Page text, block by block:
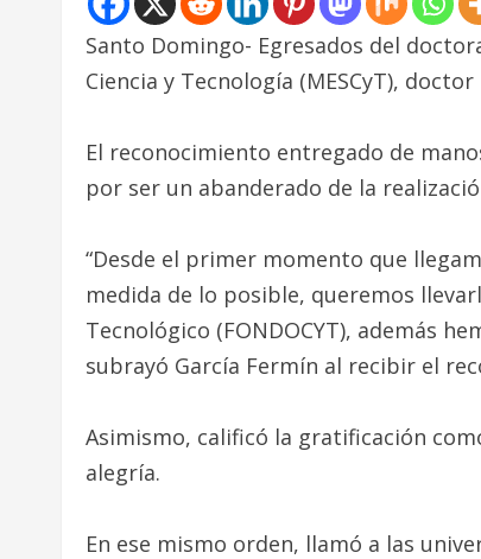
Santo Domingo- Egresados del
Ciencia y Tecnología (MESCyT),
El reconocimiento entregado de
por ser un abanderado de la
“Desde el primer momento que
medida de lo posible, queremos
Tecnológico (FONDOCYT), además
subrayó García Fermín al recibir el
Asimismo, calificó la gratificación
alegría.
En ese mismo orden, llamó a las